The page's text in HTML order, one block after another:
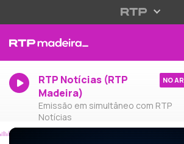
RTP Notícias (RTP
Madeira)
Emissão em simultâneo com RTP
Notícias
NO AR